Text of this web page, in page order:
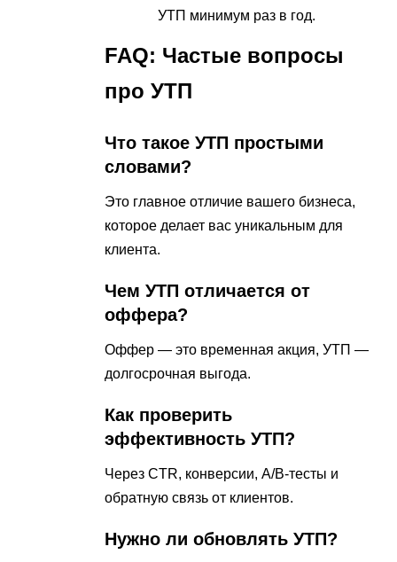
УТП минимум раз в год.
FAQ: Частые вопросы
про УТП
Что такое УТП простыми
словами?
Это главное отличие вашего бизнеса,
которое делает вас уникальным для
клиента.
Чем УТП отличается от
оффера?
Оффер — это временная акция, УТП —
долгосрочная выгода.
Как проверить
эффективность УТП?
Через CTR, конверсии, A/B-тесты и
обратную связь от клиентов.
Нужно ли обновлять УТП?